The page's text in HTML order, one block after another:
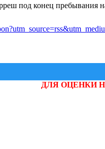
под конец пребывания
ДЛЯ ОЦЕНКИ